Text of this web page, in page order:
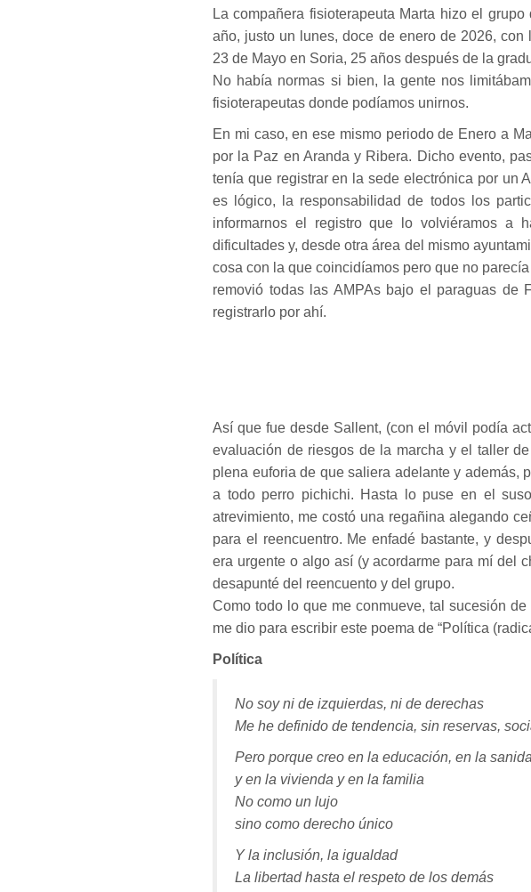
La compañera fisioterapeuta Marta hizo el
año, justo un lunes, doce de enero de 2026, con
23 de Mayo en Soria, 25 años después de la
No había normas si bien, la gente nos
fisioterapeutas donde podíamos unirnos.
En mi caso, en ese mismo periodo de Enero a
por la Paz en Aranda y Ribera. Dicho evento,
tenía que registrar en la sede electrónica por un
es lógico, la responsabilidad de todos los
informarnos el registro que lo volviéramos a
dificultades y, desde otra área del mismo
cosa con la que coincidíamos pero que no
removió todas las AMPAs bajo el paraguas de
registrarlo por ahí.
Así que fue desde Sallent, (con el móvil podía
evaluación de riesgos de la marcha y el taller de
plena euforia de que saliera adelante y además,
a todo perro pichichi. Hasta lo puse en el
atrevimiento, me costó una regañina alegando
para el reencuentro. Me enfadé bastante, y
era urgente o algo así (y acordarme para mí del
desapunté del reencuento y del grupo.
Como todo lo que me conmueve, tal sucesión
me dio para escribir este poema de “Política
Política
No soy ni de izquierdas, ni de derechas
Me he definido de tendencia, sin reservas,
Pero porque creo en la educación, en la
y en la vivienda y en la familia
No como un lujo
sino como derecho único
Y la inclusión, la igualdad
La libertad hasta el respeto de los demás